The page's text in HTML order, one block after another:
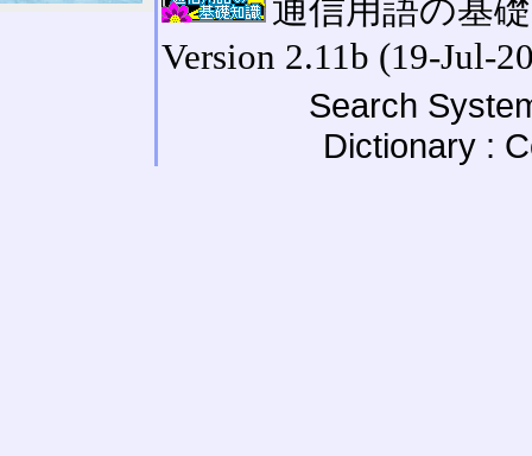
通信用語の基
Version 2.11b (19-Jul-
Search
Dictionary :